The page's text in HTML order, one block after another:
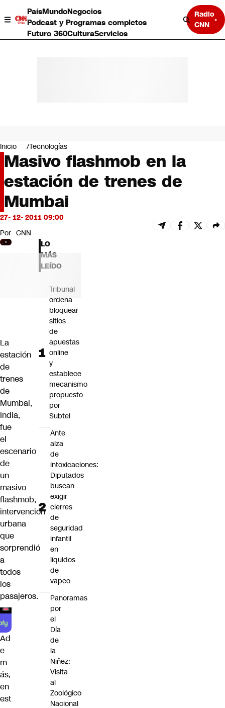
PaísMundoNegocios
Podcast y Programas completos
Futuro 360CulturaServicios
Radio
CNN
Negocios
Deportes
Programas completos
Cultura
Servicios
Bits
CNN tiempo
Futuro 360
Opinión
Inicio Tecnologías
Masivo flashmob en la
estación de trenes de
Mumbai
27- 12- 2011 09:00
Por CNN
La
estación
de
trenes
de
Mumbai,
India,
fue
el
escenario
de
un
masivo
flashmob,
intervención
urbana
que
sorprendió
a
todos
los
pasajeros.
Ad
e
m
ás,
en
est
LO
MÁS
LEÍDO
Tribunal
ordena
bloquear
sitios
de
apuestas
online
y
establece
mecanismo
propuesto
por
Subtel
Ante
alza
de
intoxicaciones:
Diputados
buscan
exigir
cierres
de
seguridad
infantil
en
líquidos
de
vapeo
Panoramas
por
el
Día
de
la
Niñez:
Visita
al
Zoológico
Nacional